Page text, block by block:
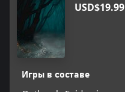
USD$19.99
Игры в составе